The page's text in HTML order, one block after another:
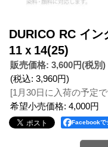
DURICO RC イン
11ｘ14(25)
販売価格: 3,600円(税別)
(税込: 3,960円)
[1月30日に入荷の予定
希望小売価格: 4,000円
Facebookで